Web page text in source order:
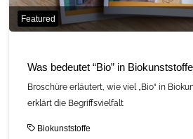
Featured
Was bedeutet “Bio” in
Broschüre erläutert, wie viel „Bio“ in
erklärt die Begriffsvielfalt
Biokunststoffe